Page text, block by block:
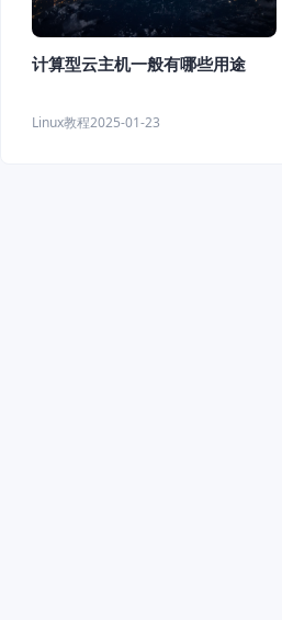
计算型云主机一般有哪些用途
Linux教程2025-01-23